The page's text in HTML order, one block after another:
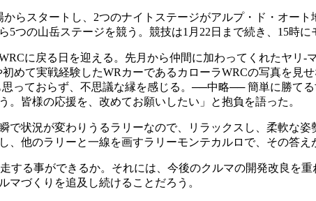
らスタートし、2つのナイトステージがアルプ・ド・オー
つの山岳ステージを競う。競技は1月22日まで続き、15時
に戻る日を迎える。先月から仲間に加わってくれたヤリ-
めて実戦経験したWRカーであるカローラWRCの写真を見
っておらず、不思議な縁を感じる。──中略── 簡単に勝て
皆様の応援を、改めてお願いしたい」と抱負を語った。
状況が変わりうるラリーなので、リラックスし、柔軟な
他のラリーと一線を画すラリーモンテカルロで、その答
る事ができるか。それには、今後のクルマの開発改良を
づくりを追及し続けることだろう。